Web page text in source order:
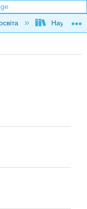
Наука і